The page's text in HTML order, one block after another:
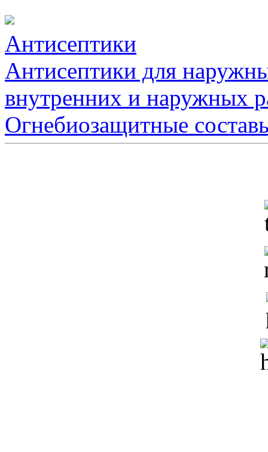
Антисептики
Антисептики для
внутренних и наружных
Огнебиозащитные